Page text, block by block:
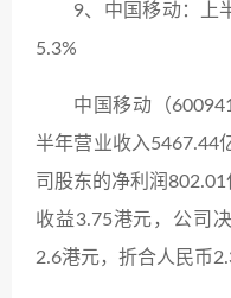
9、中国移动：上
5.3%
中国移动（
半年营业收入5467.44
司股东的净利润
收益3.75港元，公司
2.6港元，折合人民币